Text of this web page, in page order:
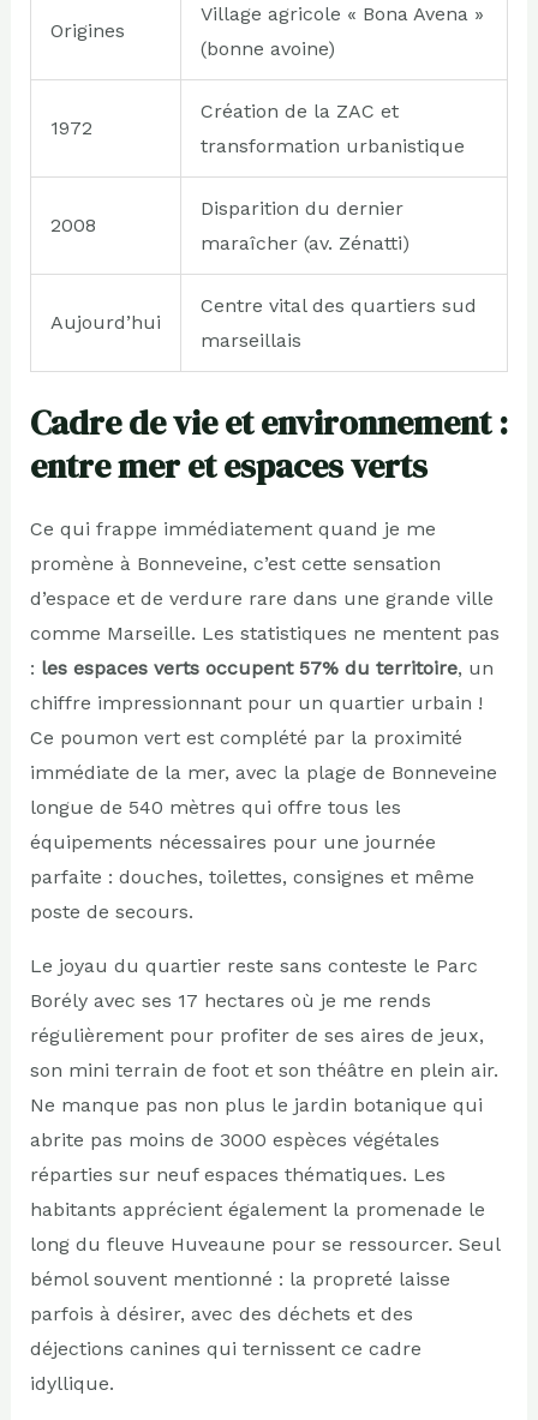
Origines
Village agricole « Bona Avena »
(bonne avoine)
1972
Création de la ZAC et
transformation urbanistique
2008
Disparition du dernier
maraîcher (av. Zénatti)
Aujourd’hui
Centre vital des quartiers sud
marseillais
Cadre de vie et environnement :
entre mer et espaces verts
Ce qui frappe immédiatement quand je me
promène à Bonneveine, c’est cette sensation
d’espace et de verdure rare dans une grande ville
comme Marseille. Les statistiques ne mentent pas
: les espaces verts occupent 57% du territoire, un
chiffre impressionnant pour un quartier urbain !
Ce poumon vert est complété par la proximité
immédiate de la mer, avec la plage de Bonneveine
longue de 540 mètres qui offre tous les
équipements nécessaires pour une journée
parfaite : douches, toilettes, consignes et même
poste de secours.
Le joyau du quartier reste sans conteste le Parc
Borély avec ses 17 hectares où je me rends
régulièrement pour profiter de ses aires de jeux,
son mini terrain de foot et son théâtre en plein air.
Ne manque pas non plus le jardin botanique qui
abrite pas moins de 3000 espèces végétales
réparties sur neuf espaces thématiques. Les
habitants apprécient également la promenade le
long du fleuve Huveaune pour se ressourcer. Seul
bémol souvent mentionné : la propreté laisse
parfois à désirer, avec des déchets et des
déjections canines qui ternissent ce cadre
idyllique.